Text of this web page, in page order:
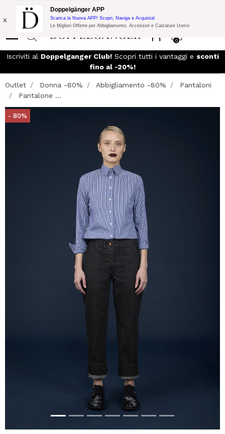
Promo Flash:
10% di Extra Sconto su 300€ di Acquisto con codice:
DOPPEL300
0
x
Doppelgänger APP
Scarica la Nuova APP! Scopri, Naviga e Acquista!
Le Migliori Offerte per Abbigliamento, Accessori e Calzature Uomo
Iscriviti al Doppelganger Club!Scopri tutti i vantaggi e sconti
fino al -20%!
Outlet Donna -80% Abbigliamento -80%
Pantaloni
Pantalone ...
- 80%